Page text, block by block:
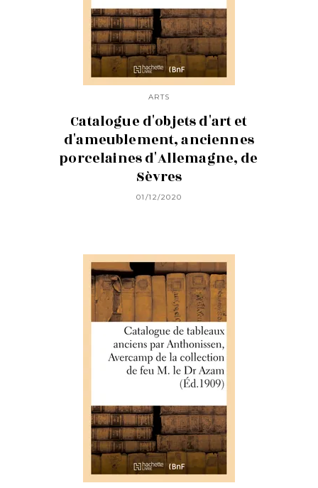
ARTS
Catalogue d'objets d'art et
d'ameublement, anciennes
porcelaines d'Allemagne, de
Sèvres
01/12/2020